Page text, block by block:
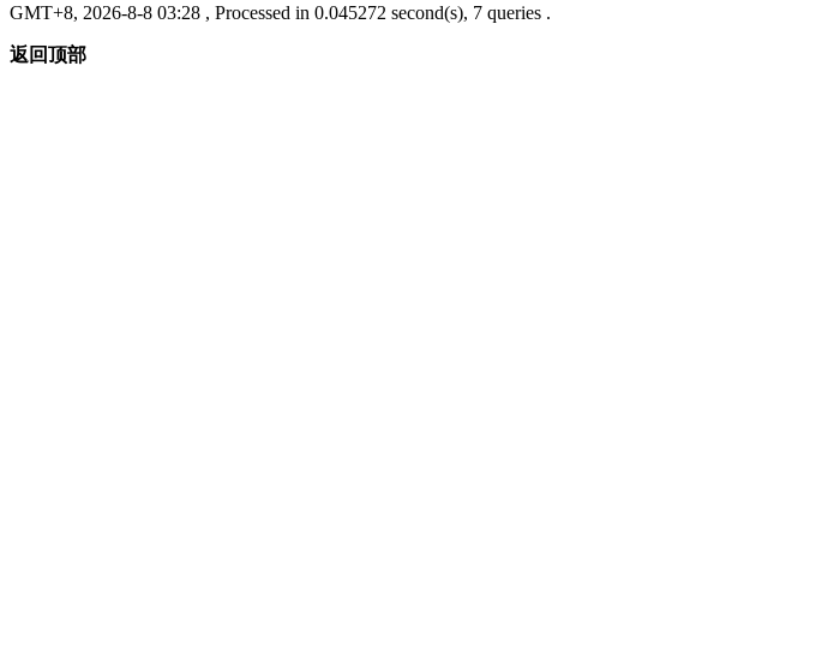
GMT+8, 2026-8-8 03:28 , Processed in 0.045272 second(s), 7 queries .
返回顶部